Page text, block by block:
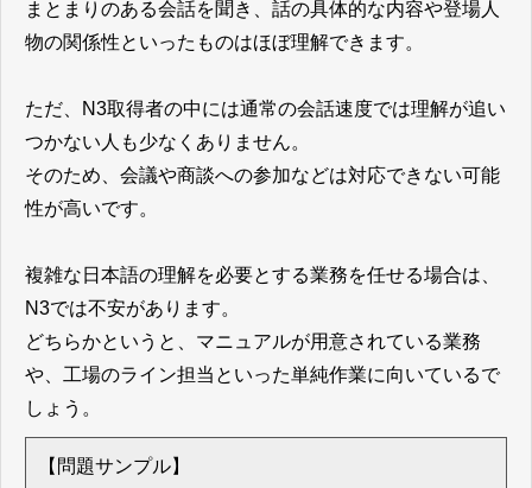
まとまりのある会話を聞き、話の具体的な内容や登場人
物の関係性といったものはほぼ理解できます。
ただ、N3取得者の中には通常の会話速度では理解が追い
つかない人も少なくありません。
そのため、会議や商談への参加などは対応できない可能
性が高いです。
複雑な日本語の理解を必要とする業務を任せる場合は、
N3では不安があります。
どちらかというと、マニュアルが用意されている業務
や、工場のライン担当といった単純作業に向いているで
しょう。
【問題サンプル】